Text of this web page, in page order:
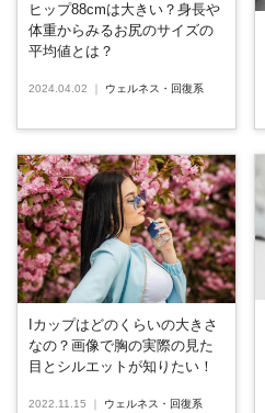
ヒップ88cmは大きい？身長や
体重からみるお尻のサイズの
平均値とは？
2024.04.02 ウェルネス・回復系
Iカップはどのくらいの大きさ
なの？画像で胸の実際の見た
目とシルエットが知りたい！
2022.11.15 ウェルネス・回復系